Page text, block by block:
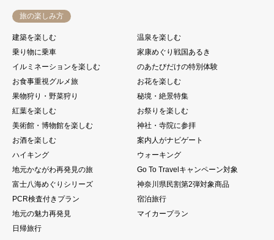
旅の楽しみ方
建築を楽しむ
温泉を楽しむ
乗り物に乗車
家康めぐり戦国あるき
イルミネーションを楽しむ
のあたびだけの特別体験
お食事重視グルメ旅
お花を楽しむ
果物狩り・野菜狩り
秘境・絶景特集
紅葉を楽しむ
お祭りを楽しむ
美術館・博物館を楽しむ
神社・寺院に参拝
お酒を楽しむ
案内人がナビゲート
ハイキング
ウォーキング
地元かながわ再発見の旅
Go To Travelキャンペーン対象
富士八海めぐりシリーズ
神奈川県民割第2弾対象商品
PCR検査付きプラン
宿泊旅行
地元の魅力再発見
マイカープラン
日帰旅行